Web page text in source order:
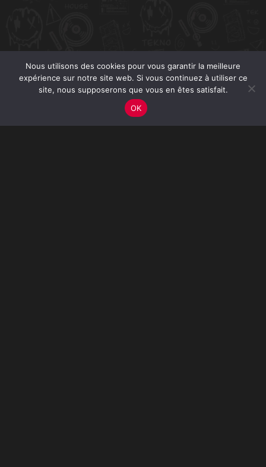
Nous utilisons des cookies pour vous garantir la meilleure
expérience sur notre site web. Si vous continuez à utiliser ce
site, nous supposerons que vous en êtes satisfait.
OK